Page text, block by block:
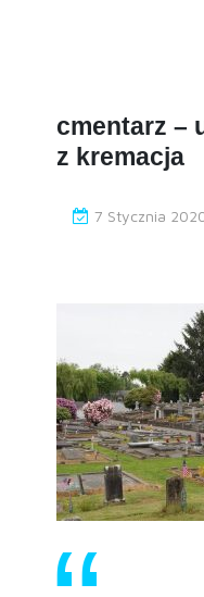
cmentarz –
z kremacja
7 Stycznia